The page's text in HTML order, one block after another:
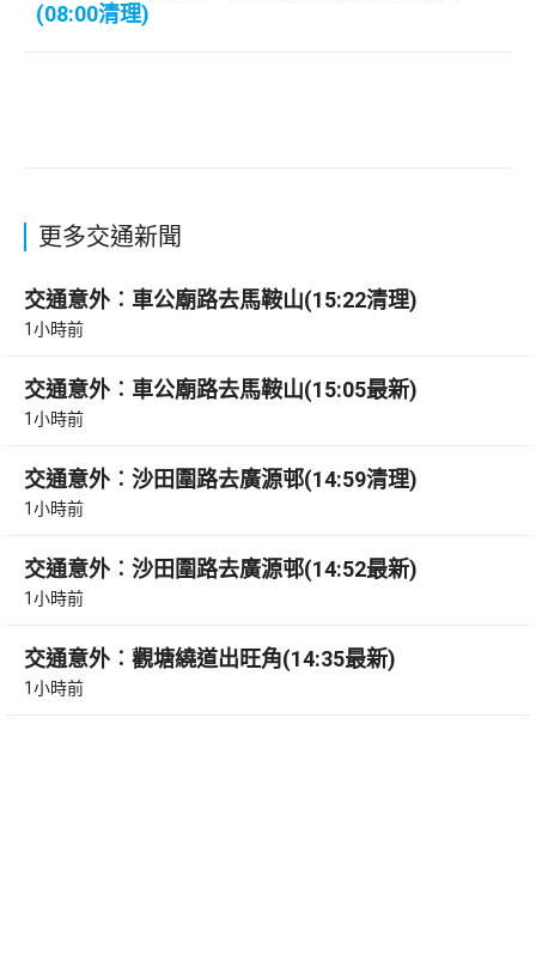
(08:00清理)
更多交通新聞
交通意外︰車公廟路去馬鞍山(15:22清理)
1小時前
交通意外︰車公廟路去馬鞍山(15:05最新)
1小時前
交通意外︰沙田圍路去廣源邨(14:59清理)
1小時前
交通意外︰沙田圍路去廣源邨(14:52最新)
1小時前
交通意外︰觀塘繞道出旺角(14:35最新)
1小時前